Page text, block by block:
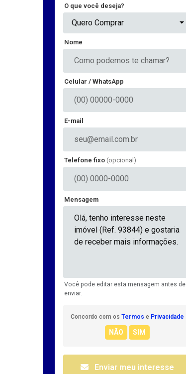
O que você deseja?
Quero Comprar
Nome
Celular / WhatsApp
E-mail
Telefone fixo (opcional)
Mensagem
Você pode editar esta mensagem antes de
enviar.
Concordo com os Termos e Privacidade
Enviar meu interesse